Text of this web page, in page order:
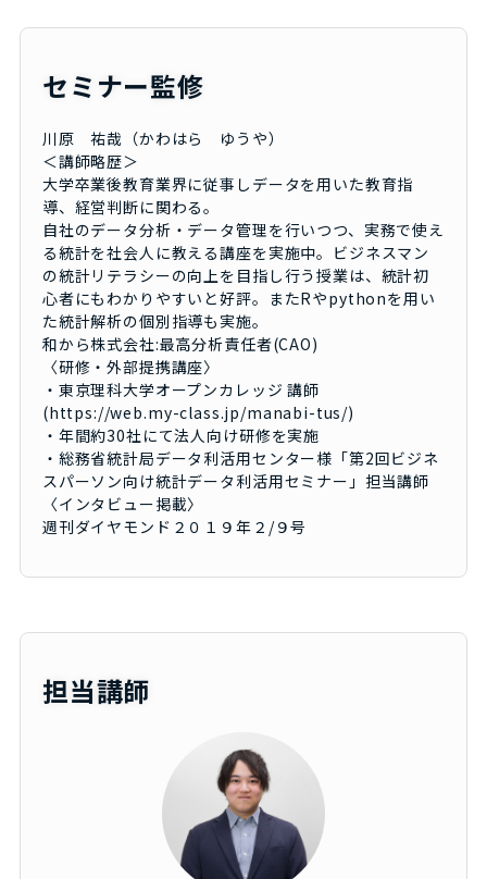
セミナー監修
川原 祐哉（かわはら ゆうや）
＜講師略歴＞
大学卒業後教育業界に従事しデータを用いた教育指
導、経営判断に関わる。
自社のデータ分析・データ管理を行いつつ、実務で使え
る統計を社会人に教える講座を実施中。ビジネスマン
の統計リテラシーの向上を目指し行う授業は、統計初
心者にもわかりやすいと好評。またRやpythonを用い
た統計解析の個別指導も実施。
和から株式会社:最高分析責任者(CAO)
〈研修・外部提携講座〉
・東京理科大学オープンカレッジ 講師
(https://web.my-class.jp/manabi-tus/)
・年間約30社にて法人向け研修を実施
・総務省統計局データ利活用センター様「第2回ビジネ
スパーソン向け統計データ利活用セミナー」担当講師
〈インタビュー掲載〉
週刊ダイヤモンド２０１９年２/９号
担当講師